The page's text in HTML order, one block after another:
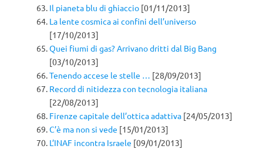
Il pianeta blu di ghiaccio [01/11/2013]
La lente cosmica ai confini dell’universo
[17/10/2013]
Quei fiumi di gas? Arrivano dritti dal Big Bang
[03/10/2013]
Tenendo accese le stelle … [28/09/2013]
Record di nitidezza con tecnologia italiana
[22/08/2013]
Firenze capitale dell’ottica adattiva [24/05/2013]
C’è ma non si vede [15/01/2013]
L’INAF incontra Israele [09/01/2013]